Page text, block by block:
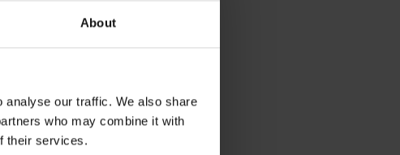
About
analyse our traffic. We also share
who may combine it with
their services.